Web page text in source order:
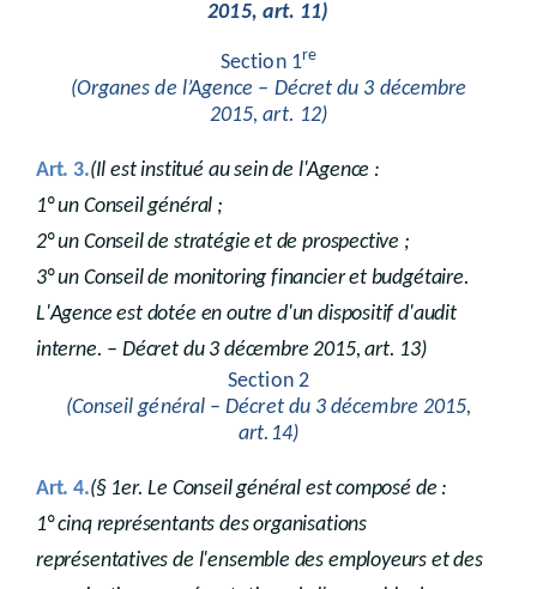
2015, art. 11)
Section 1re
(Organes de l’Agence – Décret du 3 décembre
2015, art. 12)
Art. 3.(Il est institué au sein de l'Agence :
1° un Conseil général ;
2° un Conseil de stratégie et de prospective ;
3° un Conseil de monitoring financier et budgétaire.
L'Agence est dotée en outre d'un dispositif d'audit
interne. – Décret du 3 décembre 2015, art. 13)
Section 2
(Conseil général – Décret du 3 décembre 2015,
art.14)
Art. 4.(§ 1er. Le Conseil général est composé de :
1° cinq représentants des organisations
représentatives de l'ensemble des employeurs et des